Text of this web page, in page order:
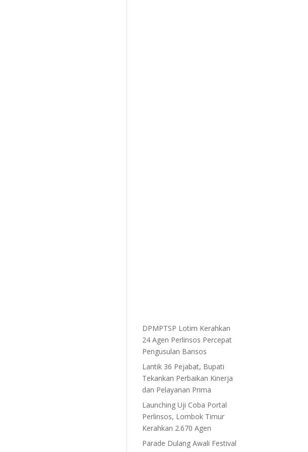
DPMPTSP Lotim Kerahkan
24 Agen Perlinsos Percepat
Pengusulan Bansos
Lantik 36 Pejabat, Bupati
Tekankan Perbaikan Kinerja
dan Pelayanan Prima
Launching Uji Coba Portal
Perlinsos, Lombok Timur
Kerahkan 2.670 Agen
Parade Dulang Awali Festival